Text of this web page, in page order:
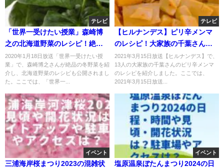
テレビ
「世界一受けたい授業」森崎博
之の北海道野菜のレシピ！絶品
冬野菜！
2020年1月18日放送「世界一受けたい授
業」で、森崎博之さんが絶品の冬野菜を紹
介し、北海道野菜のレシピも公開されまし
た。ここでは、「世界一...
テレビ
【ヒルナンデス】ピリ辛メンマ
のレシピ！大家族の千葉さんが
業務スーパー品で！3月15日
2021年3月15日放送【ヒルナンデス】で、
13人の大家族の千葉さんのピリ辛メンマ
のレシピを紹介しました。ここでは、
2021年3月15日放送...
イベント
三浦海岸桜まつり2023の混雑状
イベント
塩原温泉ぼたんまつり2024の日